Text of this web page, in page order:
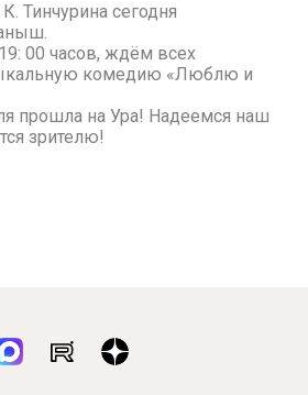
Тинчурина сегодня
00 часов, ждём всех
комедию «Люблю и
прошла на Ура! Надеемся наш
зрителю!